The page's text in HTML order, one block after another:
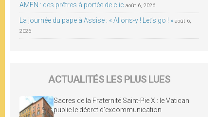
AMEN : des prêtres à portée de clic août 6, 2026
La journée du pape à Assise : « Allons-y ! Let’s go ! » août 6,
2026
ACTUALITÉS LES PLUS LUES
Sacres de la Fraternité Saint-Pie X : le Vatican
publie le décret d’excommunication